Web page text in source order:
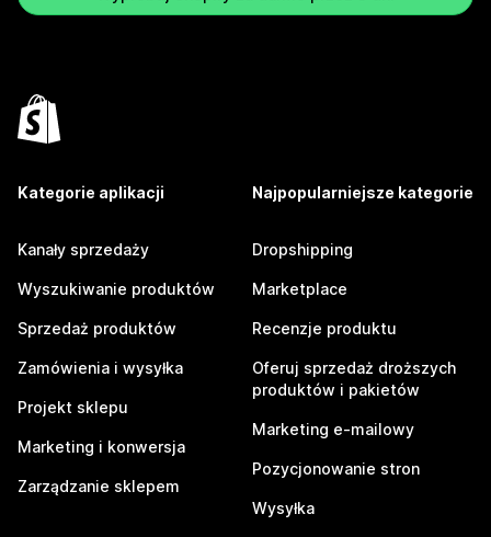
Kategorie aplikacji
Kanały sprzedaży
Wyszukiwanie produktów
Sprzedaż produktów
Zamówienia i wysyłka
Projekt sklepu
Marketing i konwersja
Zarządzanie sklepem
Najpopularniejsze kategorie
Dropshipping
Marketplace
Recenzje produktu
Oferuj sprzedaż droższych
produktów i pakietów
Marketing e-mailowy
Pozycjonowanie stron
Wysyłka